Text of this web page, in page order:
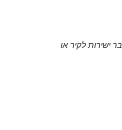
ישירות לקיר או